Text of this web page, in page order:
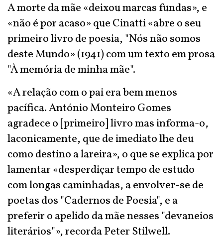
A morte da mãe «deixou marcas fundas», e
«não é por acaso» que Cinatti «abre o seu
primeiro livro de poesia, "Nós não somos
deste Mundo» (1941) com um texto em prosa
"À memória de minha mãe".
«A relação com o pai era bem menos
pacífica. António Monteiro Gomes
agradece o [primeiro] livro mas informa-o,
laconicamente, que de imediato lhe deu
como destino a lareira», o que se explica por
lamentar «desperdiçar tempo de estudo
com longas caminhadas, a envolver-se de
poetas dos "Cadernos de Poesia", e a
preferir o apelido da mãe nesses "devaneios
literários"», recorda Peter Stilwell.